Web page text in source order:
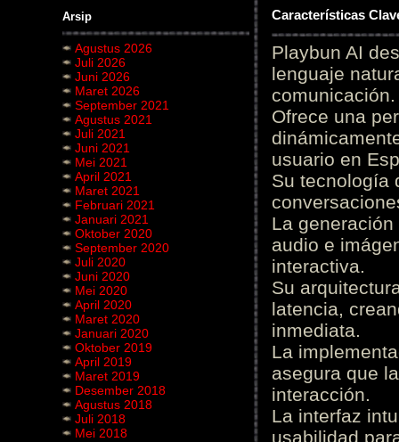
Arsip
Agustus 2026
Juli 2026
Juni 2026
Maret 2026
September 2021
Agustus 2021
Juli 2021
Juni 2021
Mei 2021
April 2021
Maret 2021
Februari 2021
Januari 2021
Oktober 2020
September 2020
Juli 2020
Juni 2020
Mei 2020
April 2020
Maret 2020
Januari 2020
Oktober 2019
April 2019
Maret 2019
Desember 2018
Agustus 2018
Juli 2018
Mei 2018
Características
Playbun AI
lenguaje
comunicación.
Ofrece una
usuario en
Su tecnología
La
audio e
interactiva.
Su
latencia,
inmediata.
La
asegura que
interacción.
La interfaz
usabilidad